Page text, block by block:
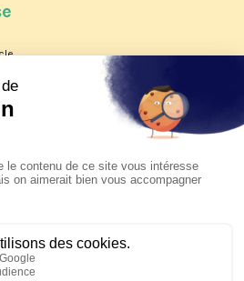
reportages d'été 2026 de KTO
visite pastorale du pape Léon
à Assise à suivre sur KTO le
6 août
en Uruguay, Argentine et
du 6 au 17 novembre 2026